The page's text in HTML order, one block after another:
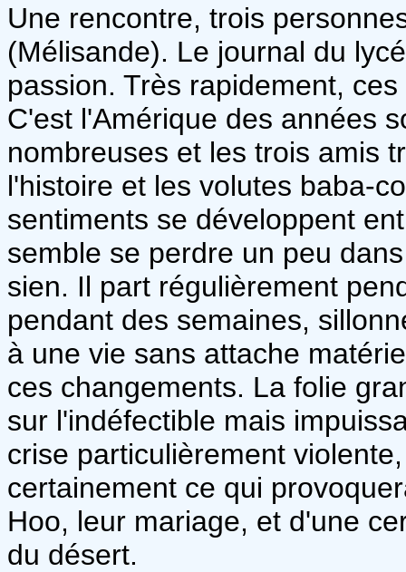
Une rencontre, trois
(Mélisande). Le journal du
passion. Très rapidement,
C'est l'Amérique des années
nombreuses et les trois amis
l'histoire et les volutes baba-
sentiments se développent
semble se perdre un peu
sien. Il part régulièrement
pendant des semaines,
à une vie sans attache
ces changements. La folie
sur l'indéfectible mais
crise particulièrement
certainement ce qui
Hoo, leur mariage, et d'une
du désert.